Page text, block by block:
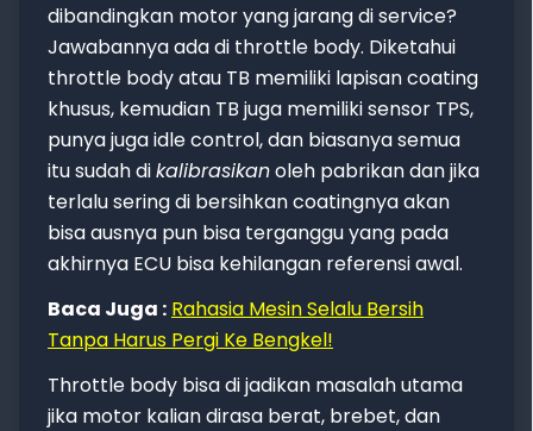
dibandingkan motor yang jarang di service?
Jawabannya ada di throttle body. Diketahui
throttle body atau TB memiliki lapisan coating
khusus, kemudian TB juga memiliki sensor TPS,
punya juga idle control, dan biasanya semua
itu sudah dikalibrasikanoleh pabrikan dan jika
terlalu sering di bersihkan coatingnya akan
bisa ausnya pun bisa terganggu yang pada
akhirnya ECU bisa kehilangan referensi awal.
Baca Juga : Rahasia Mesin Selalu Bersih
Tanpa Harus Pergi Ke Bengkel!
Throttle body bisa di jadikan masalah utama
jika motor kalian dirasa berat, brebet, dan